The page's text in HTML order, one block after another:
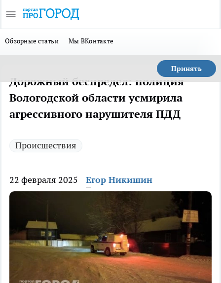
Обзорные статьи Мы ВКонтакте
Принять
Дорожный беспредел: полиция
Вологодской области усмирила
агрессивного нарушителя ПДД
Происшествия
22 февраля 2025 Егор Никишин